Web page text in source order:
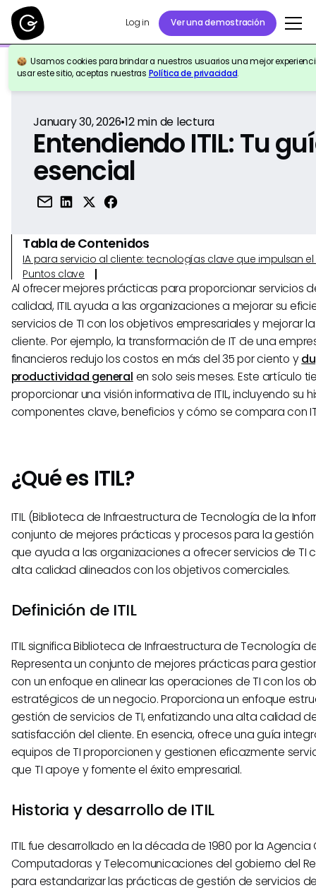
Log in Ver una demostración
Usamos cookies para brindar a nuestros usuarios una mejor
usar este sitio, aceptas nuestras Política de privacidad.
Volver a la Referencia
January 30, 2026•12min de lectura
Entendiendo ITIL: Tu
esencial
Tabla de Contenidos
IA para servicio al cliente: tecnologías clave que impulsan
Puntos clave
Al ofrecer mejores prácticas para proporcionar servicios
calidad, ITIL ayuda a las organizaciones a mejorar su
servicios de TI con los objetivos empresariales y mejorar
cliente. Por ejemplo, la transformación de IT de una
financieros redujo los costos en más del 35 por ciento y
productividad general en solo seis meses. Este artículo
proporcionar una visión informativa de ITIL, incluyendo su
componentes clave, beneficios y cómo se compara con
¿Qué es ITIL?
ITIL (Biblioteca de Infraestructura de Tecnología de la
conjunto de mejores prácticas y procesos para la gestión
que ayuda a las organizaciones a ofrecer servicios de TI
alta calidad alineados con los objetivos comerciales.
Definición de ITIL
ITIL significa Biblioteca de Infraestructura de Tecnología
Representa un conjunto de mejores prácticas para
con un enfoque en alinear las operaciones de TI con los
estratégicos de un negocio. Proporciona un enfoque
gestión de servicios de TI, enfatizando una alta calidad
satisfacción del cliente. En esencia, ofrece una guía
equipos de TI proporcionen y gestionen eficazmente
que TI apoye y fomente el éxito empresarial.
Historia y desarrollo de ITIL
ITIL fue desarrollado en la década de 1980 por la Agencia
Computadoras y Telecomunicaciones del gobierno del
para estandarizar las prácticas de gestión de servicios